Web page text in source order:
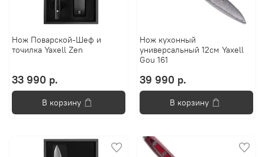
Нож Поварской-Шеф и
точилка Yaxell Zen
33 990 р.
В корзину
Нож кухонный
универсальный 12см Yaxell
Gou 161
39 990 р.
В корзину